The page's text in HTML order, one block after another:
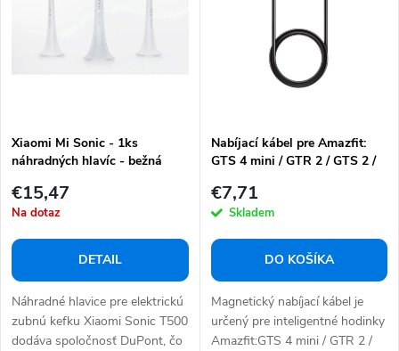
u
k
t
o
v
r
u
k
t
o
Xiaomi Mi Sonic - 1ks
náhradných hlavíc - bežná
€15,47
Na dotaz
DETAIL
Náhradné hlavice pre elektrickú
zubnú kefku Xiaomi Sonic T500
dodáva spoločnosť DuPont, čo
Nabíjací kábel pre Amazfit:
GTS 4 mini / GTR 2 / GTS 2 /
/ GTR mini
€7,71
Skladem
DO KOŠÍKA
Magnetický nabíjací kábel je
určený pre inteligentné hodinky
Amazfit:GTS 4 mini / GTR 2 /